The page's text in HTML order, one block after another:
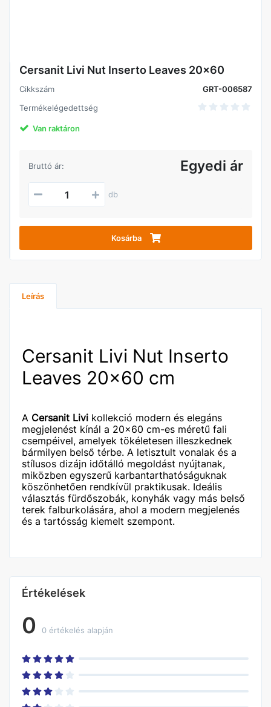
Cersanit Livi Nut Inserto Leaves 20x60
Cikkszám
GRT-006587
Termékelégedettség
Van raktáron
Bruttó ár: Egyedi ár
db
Kosárba
Leírás
Cersanit Livi Nut Inserto
Leaves 20x60 cm
A Cersanit Livi kollekció modern és elegáns
megjelenést kínál a 20×60 cm-es méretű fali
csempéivel, amelyek tökéletesen illeszkednek
bármilyen belső térbe. A letisztult vonalak és a
stílusos dizájn időtálló megoldást nyújtanak,
miközben egyszerű karbantarthatóságuknak
köszönhetően rendkívül praktikusak. Ideális
választás fürdőszobák, konyhák vagy más belső
terek falburkolására, ahol a modern megjelenés
és a tartósság kiemelt szempont.
Értékelések
0 0 értékelés alapján